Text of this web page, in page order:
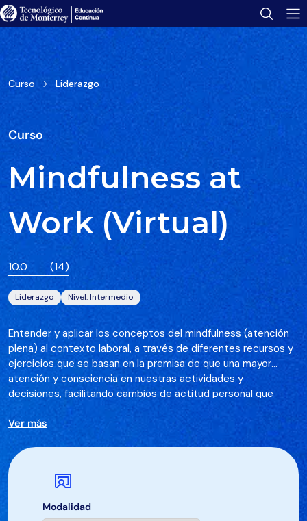
Curso Liderazgo
Curso
Mindfulness at
Work (Virtual)
10.0 (14)
Liderazgo Nivel: Intermedio
Entender y aplicar los conceptos del mindfulness (atención
plena) al contexto laboral, a través de diferentes recursos y
ejercicios que se basan en la premisa de que una mayor
atención y consciencia en nuestras actividades y
decisiones, facilitando cambios de actitud personal que
resultan en una mayor eficacia profesional y de bienestar
para el colaborador, con los correspondientes beneficios
para la organización.
Ver más
Modalidad
Tu folleto se ha enviado con éxito.
Encuéntralo en tu bandeja de correo.
Abrir folleto